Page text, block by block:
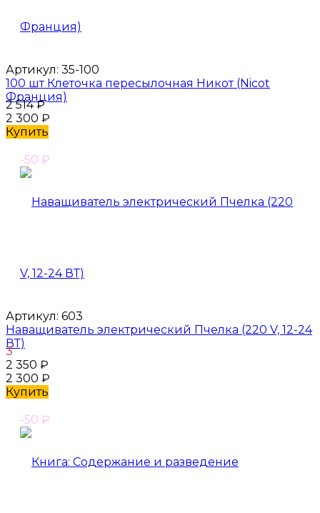
Артикул: 35-100
100 шт Клеточка пересылочная Никот (Nicot
Франция)
2 514₽
2 300 ₽
Купить
-50 ₽
Артикул: 603
Наващиватель электрический Пчелка (220 V, 12-24
ВТ)
3
2 350 ₽
2 300 ₽
Купить
-50 ₽